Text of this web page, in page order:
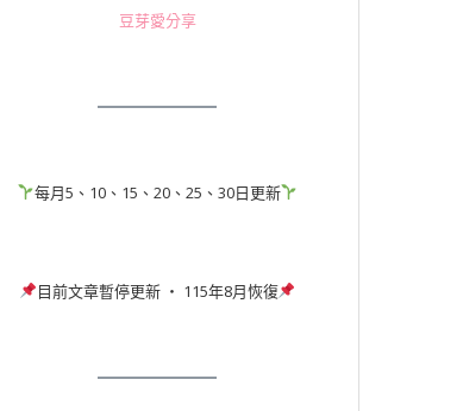
豆芽愛分享
每月5、10、15、20、25、30日更新
目前文章暫停更新 ‧ 115年8月恢復